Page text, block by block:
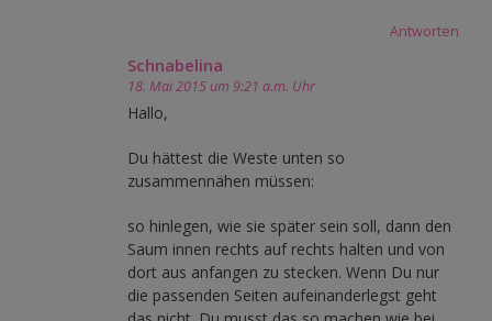
Antworten
Schnabelina
18. Mai 2015 um 9:21 a.m. Uhr
Hallo,
Du hättest die Weste unten so
zusammennähen müssen:
so hinlegen, wie sie später sein soll, dann den
Saum innen rechts auf rechts halten und von
dort aus anfangen zu stecken. Wenn Du nur
die passenden Seiten aufeinanderlegst geht